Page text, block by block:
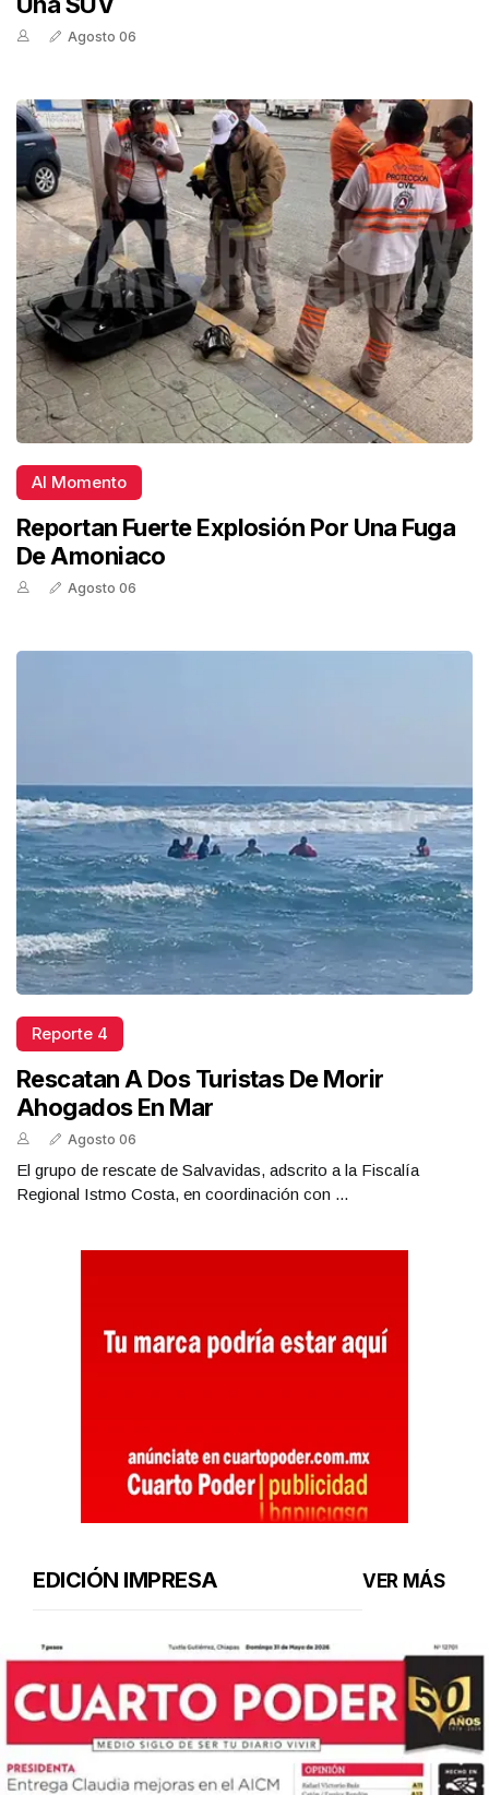
Agosto 06
Al Momento
Reportan Fuerte Explosión Por Una Fuga
De Amoniaco
Agosto 06
Reporte 4
Rescatan A Dos Turistas De Morir
Ahogados En Mar
Agosto 06
El grupo de rescate de Salvavidas, adscrito a la Fiscalía
Regional Istmo Costa, en coordinación con ...
EDICIÓN IMPRESA VER MÁS